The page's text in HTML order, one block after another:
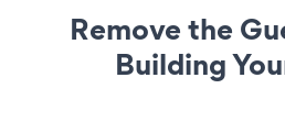
Remove the
Building